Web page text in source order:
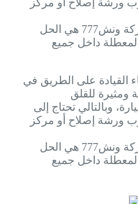
ورشة إصلاح أو مركز
في هذه الحالات، يمكن أن تكون شركة ونش777 هي الحل
داخل جميع
القيادة على الطريق في
ومثيرة للقلق
وبالتالي تحتاج إلى
ورشة إصلاح أو مركز
في هذه الحالات، يمكن أن تكون شركة ونش777 هي الحل
داخل جميع